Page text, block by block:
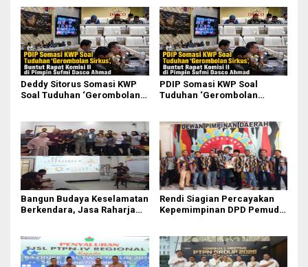
Deddy Sitorus Somasi KWP
Soal Tuduhan ‘Gerombolan
Ahmad
PDIP Somasi KWP Soal
Tuduhan ‘Gerombolan
Ahmad
Bangun Budaya Keselamatan
Berkendara, Jasa Raharja
Rendi Siagian Percayakan
Kepemimpinan DPD Pemuda